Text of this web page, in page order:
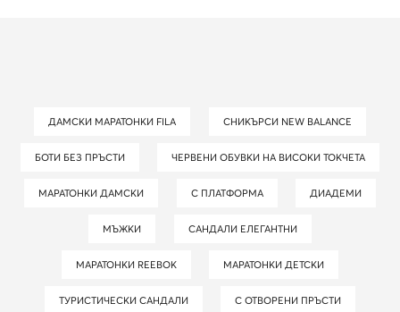
ДАМСКИ МАРАТОНКИ FILA СНИКЪРСИ NEW BALANCE
БОТИ БЕЗ ПРЪСТИ ЧЕРВЕНИ ОБУВКИ НА ВИСОКИ ТОКЧЕТА
МАРАТОНКИ ДАМСКИ С ПЛАТФОРМА ДИАДЕМИ
МЪЖКИ САНДАЛИ ЕЛЕГАНТНИ
МАРАТОНКИ REEBOK МАРАТОНКИ ДЕТСКИ
ТУРИСТИЧЕСКИ САНДАЛИ С ОТВОРЕНИ ПРЪСТИ